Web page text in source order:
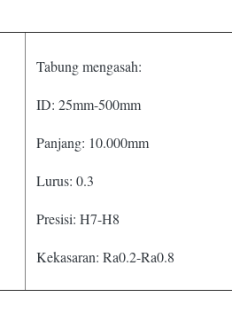
Tabung mengasah:
ID: 25mm-500mm
Panjang: 10.000mm
Lurus: 0.3
Presisi: H7-H8
Kekasaran: Ra0.2-Ra0.8